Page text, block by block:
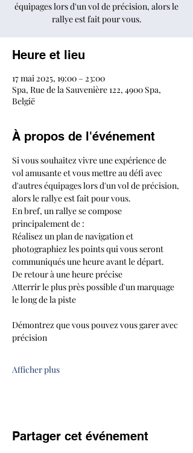
équipages lors d'un vol de précision, alors le
rallye est fait pour vous.
Heure et lieu
17 mai 2025, 19:00 – 23:00
Spa, Rue de la Sauvenière 122, 4900 Spa,
België
À propos de l'événement
Si vous souhaitez vivre une expérience de
vol amusante et vous mettre au défi avec
d'autres équipages lors d'un vol de précision,
alors le rallye est fait pour vous.
En bref, un rallye se compose
principalement de :
Réalisez un plan de navigation et
photographiez les points qui vous seront
communiqués une heure avant le départ.
De retour à une heure précise
Atterrir le plus près possible d'un marquage
le long de la piste
Démontrez que vous pouvez vous garer avec
précision
Afficher plus
Partager cet événement